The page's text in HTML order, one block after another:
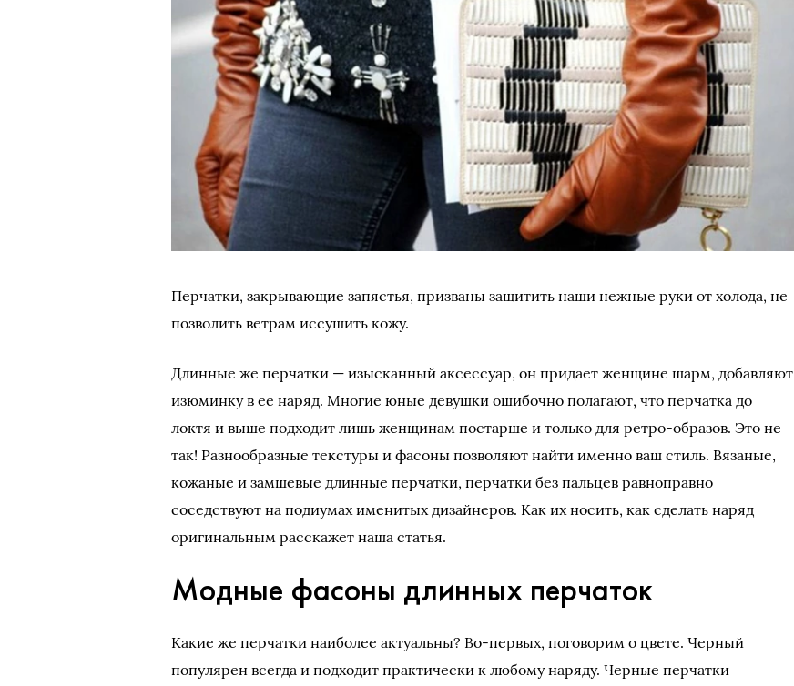
Перчатки, закрывающие запястья, призваны защитить наши нежные руки от холода, не
позволить ветрам иссушить кожу.
Длинные же перчатки — изысканный аксессуар, он придает женщине шарм, добавляют
изюминку в ее наряд. Многие юные девушки ошибочно полагают, что перчатка до
локтя и выше подходит лишь женщинам постарше и только для ретро-образов. Это не
так! Разнообразные текстуры и фасоны позволяют найти именно ваш стиль. Вязаные,
кожаные и замшевые длинные перчатки, перчатки без пальцев равноправно
соседствуют на подиумах именитых дизайнеров. Как их носить, как сделать наряд
оригинальным расскажет наша статья.
Модные фасоны длинных перчаток
Какие же перчатки наиболее актуальны? Во-первых, поговорим о цвете. Черный
популярен всегда и подходит практически к любому наряду. Черные перчатки